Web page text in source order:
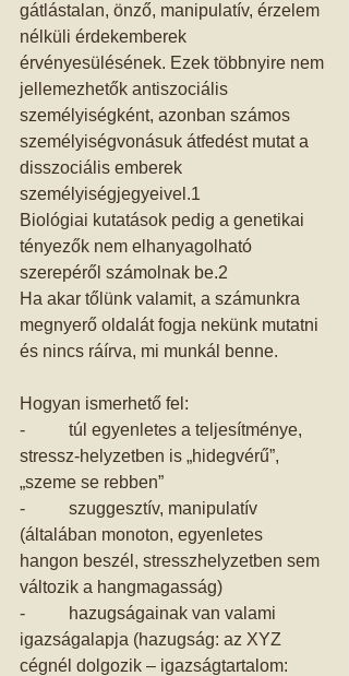
gátlástalan, önző, manipulatív, érzelem
nélküli érdekemberek
érvényesülésének. Ezek többnyire nem
jellemezhetők antiszociális
személyiségként, azonban számos
személyiségvonásuk átfedést mutat a
disszociális emberek
személyiségjegyeivel.1
Biológiai kutatások pedig a genetikai
tényezők nem elhanyagolható
szerepéről számolnak be.2
Ha akar tőlünk valamit, a számunkra
megnyerő oldalát fogja nekünk mutatni
és nincs ráírva, mi munkál benne.
Hogyan ismerhető fel:
-          túl egyenletes a teljesítménye,
stressz-helyzetben is „hidegvérű”,
„szeme se rebben”
-          szuggesztív, manipulatív
(általában monoton, egyenletes
hangon beszél, stresszhelyzetben sem
változik a hangmagasság)
-          hazugságainak van valami
igazságalapja (hazugság: az XYZ
cégnél dolgozik – igazságtartalom: